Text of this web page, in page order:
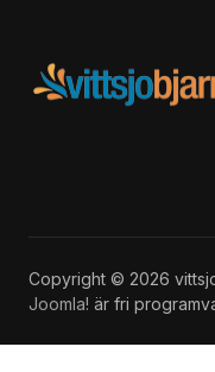
Copyright © 2026
Joomla! är fri